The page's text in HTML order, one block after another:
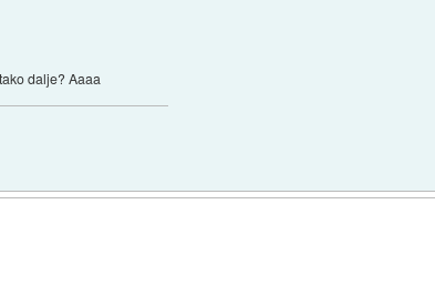
dalje? Aaaa